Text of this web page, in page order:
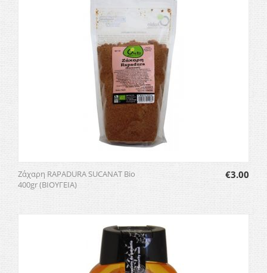
Ζάχαρη RAPADURA SUCANAT Bio
400gr (ΒΙΟΥΓΕΙΑ)
€3.00